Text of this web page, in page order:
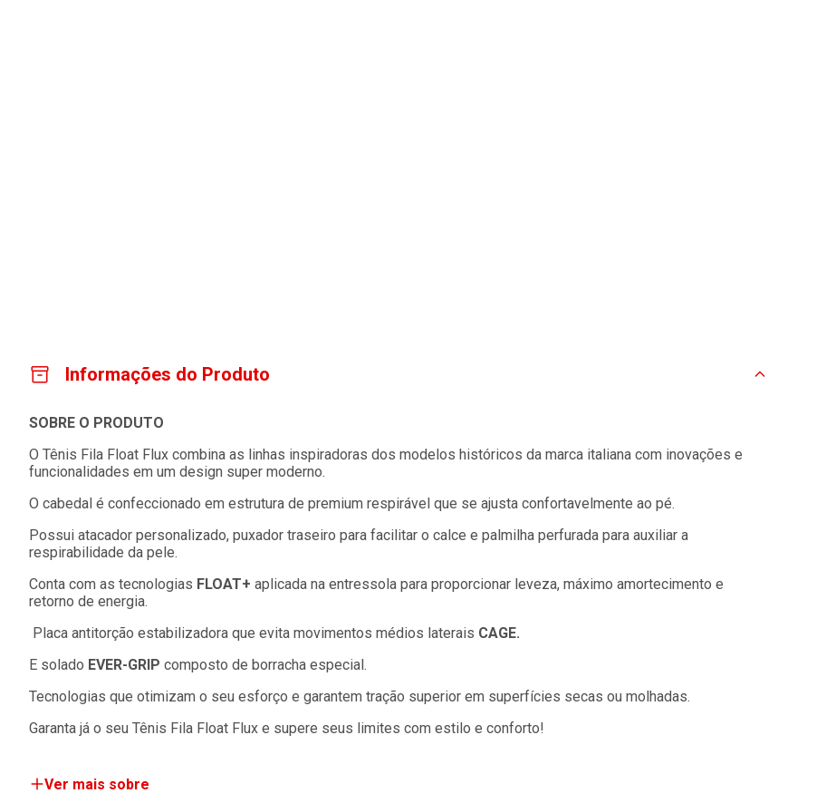
Informações do Produto
SOBRE O PRODUTO
O Tênis Fila Float Flux combina as linhas inspiradoras dos modelos históricos da marca italiana com inovações e
funcionalidades em um design super moderno.
O cabedal é confeccionado em estrutura de premium respirável que se ajusta confortavelmente ao pé.
Possui atacador personalizado, puxador traseiro para facilitar o calce e palmilha perfurada para auxiliar a
respirabilidade da pele.
Conta com as tecnologias FLOAT+ aplicada na entressola para proporcionar leveza, máximo amortecimento e
retorno de energia.
Placa antitorção estabilizadora que evita movimentos médios laterais CAGE.
E solado EVER-GRIP composto de borracha especial.
Tecnologias que otimizam o seu esforço e garantem tração superior em superfícies secas ou molhadas.
Garanta já o seu Tênis Fila Float Flux e supere seus limites com estilo e conforto!
Ver mais sobre